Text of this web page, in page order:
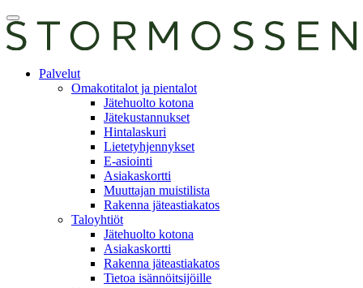
Skip
to
content
Avaa
päävalikko
asiointiPalvelut
Omakotitalot ja pientalot
Jätehuolto kotona
Jätekustannukset
Hintalaskuri
Lietetyhjennykset
E-asiointi
Asiakaskortti
Muuttajan muistilista
Rakenna jäteastiakatos
Taloyhtiöt
Jätehuolto kotona
Asiakaskortti
Rakenna jäteastiakatos
Tietoa isännöitsijöille